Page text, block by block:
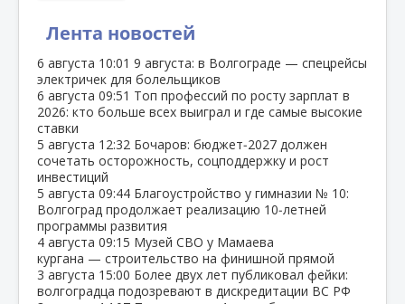
Лента новостей
6 августа 10:01 9 августа: в Волгограде — спецрейсы
электричек для болельщиков
6 августа 09:51 Топ профессий по росту зарплат в
2026: кто больше всех выиграл и где самые высокие
ставки
5 августа 12:32 Бочаров: бюджет‑2027 должен
сочетать осторожность, соцподдержку и рост
инвестиций
5 августа 09:44 Благоустройство у гимназии № 10:
Волгоград продолжает реализацию 10‑летней
программы развития
4 августа 09:15 Музей СВО у Мамаева
кургана — строительство на финишной прямой
3 августа 15:00 Более двух лет публиковал фейки:
волгоградца подозревают в дискредитации ВС РФ